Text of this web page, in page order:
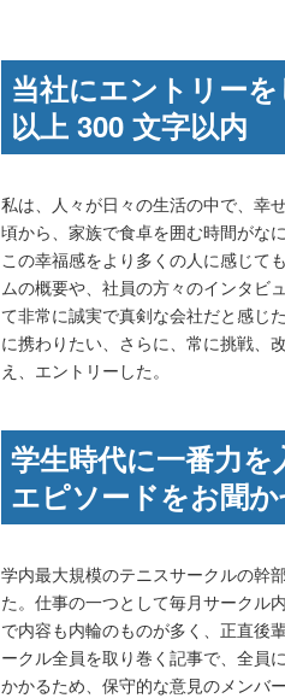
当社にエントリー
以上 300 文字以内
私は、人々が日々の生活の中で、幸
頃から、家族で食卓を囲む時間がな
この幸福感をより多くの人に感じて
ムの概要や、社員の方々のインタビ
て非常に誠実で真剣な会社だと感じ
に携わりたい、さらに、常に挑戦、
え、エントリーした。
学生時代に一番力
エピソードをお聞
学内最大規模のテニスサークルの幹
た。仕事の一つとして毎月サークル
で内容も内輪のものが多く、正直後
ークル全員を取り巻く記事で、全員
かかるため、保守的な意見のメンバ